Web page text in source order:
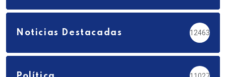
Noticias Destacadas 12463